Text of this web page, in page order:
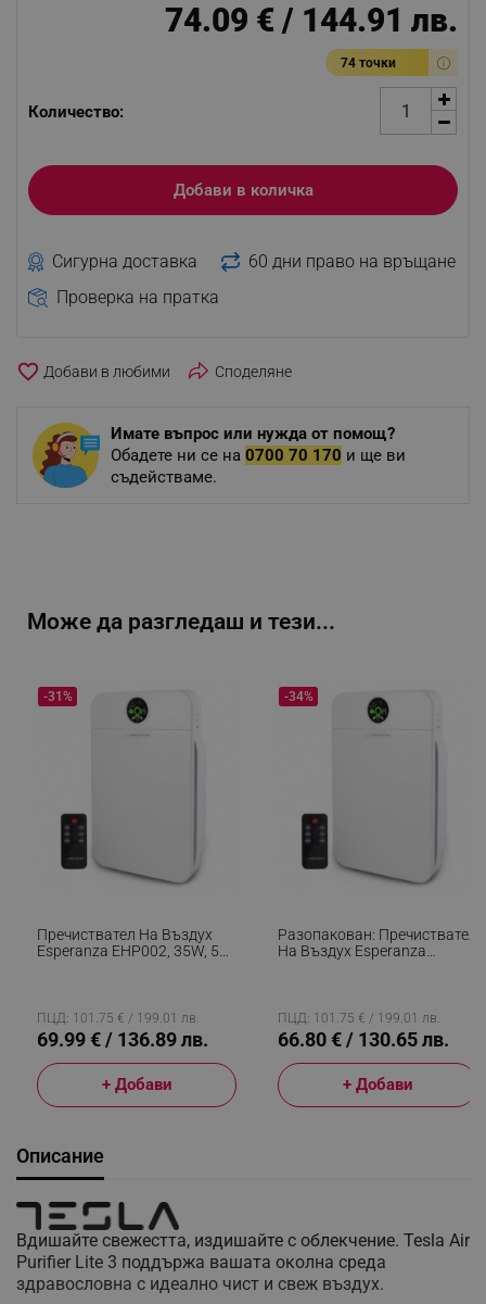
74.09 € / 144.91 лв.
74 точки
Количество:
Добави в количка
Сигурна доставка
60 дни право на връщане
Проверка на пратка
favorite_border Споделяне
Имате въпрос или нужда от помощ?
Обадете ни се на 0700 70 170 и ще ви
съдействаме.
Може да разгледаш и тези...
Пречиствател На Въздух
Esperanza EHP002, 35W, 50
Дистанционно, Бял
-31%
ПЦД: 101.75 € / 199.01 лв.
69.99 € / 136.89 лв.
+ Добави
Разопакован: Пречиствател
На Въздух Esperanza
Дистанционно, Бял
-34%
ПЦД: 101.75 € / 199.01 лв.
66.80 € / 130.65 лв.
+ Добави
Описание
Вдишайте свежестта, издишайте с облекчение. Tesla Air
Purifier Lite 3 поддържа вашата околна среда
здравословна с идеално чист и свеж въздух.